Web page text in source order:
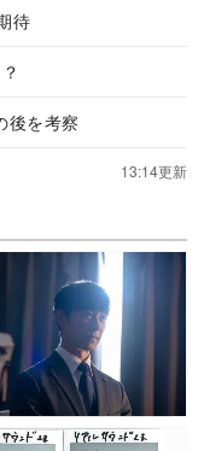
待
後を考察
13:14更新